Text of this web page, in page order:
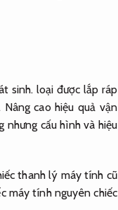
sinh. loại được lắp ráp
Nâng cao hiệu quả vận
nhưng cấu hình và hiệu
thanh lý máy tính cũ
máy tính nguyên chiếc